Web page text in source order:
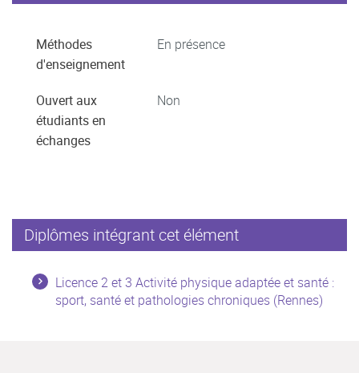
Méthodes
d'enseignement
En présence
Ouvert aux
étudiants en
échanges
Non
Diplômes intégrant cet élément
Licence 2 et 3 Activité physique adaptée et santé :
sport, santé et pathologies chroniques (Rennes)